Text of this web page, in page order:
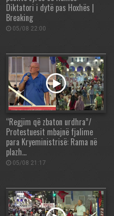
Diktatori i dytë pas Hoxhës |
Breaking
05/08 22:00
“Regjim që zbaton urdhra”/
Protestuesit mbajnë fjalime
para Kryeministrisë: Rama në
plazh…
05/08 21:17